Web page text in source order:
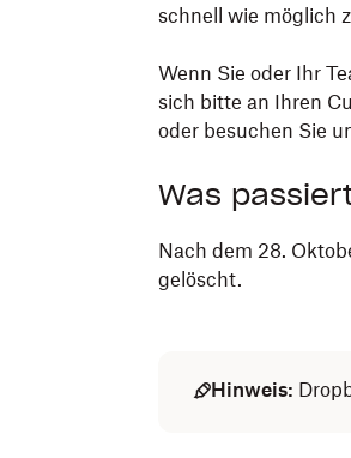
schnell wie möglich
Wenn Sie oder Ihr
sich bitte an Ihren
oder besuchen Sie
Was
Nach dem 28.
gelöscht.
Hinweis: